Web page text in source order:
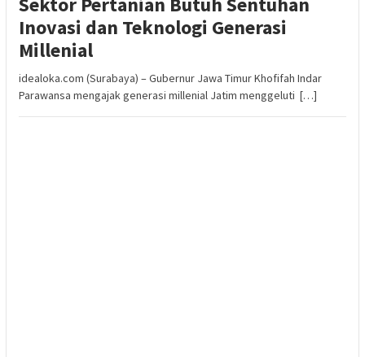
Inovasi dan Teknologi Generasi
Millenial
idealoka.com (Surabaya) – Gubernur Jawa Timur Khofifah Indar
Parawansa mengajak generasi millenial Jatim menggeluti […]